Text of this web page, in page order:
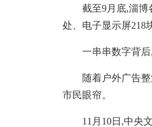
截至9月底,淄博各
处、电子显示屏218
一串串数字背后,
随着户外广告整治
市民眼帘。
11月10日,中央文